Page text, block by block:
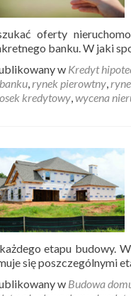
oferty
banku. W jaki
w Kredyt
,rynek pierowtny,
kredytowy,wycena
etapu budowy.
się poszczególnymi
w Budowa